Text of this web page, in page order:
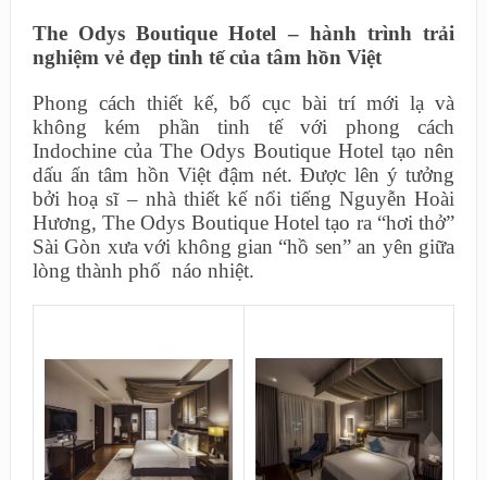
The Odys Boutique Hotel – hành trình trải
nghiệm vẻ đẹp tinh tế của tâm hồn Việt
Phong cách thiết kế, bố cục bài trí mới lạ và
không kém phần tinh tế với phong cách
Indochine của The Odys Boutique Hotel tạo nên
dấu ấn tâm hồn Việt đậm nét. Được lên ý tưởng
bởi hoạ sĩ – nhà thiết kế nổi tiếng Nguyễn Hoài
Hương, The Odys Boutique Hotel tạo ra “hơi thở”
Sài Gòn xưa với không gian “hồ sen” an yên giữa
lòng thành phố náo nhiệt.